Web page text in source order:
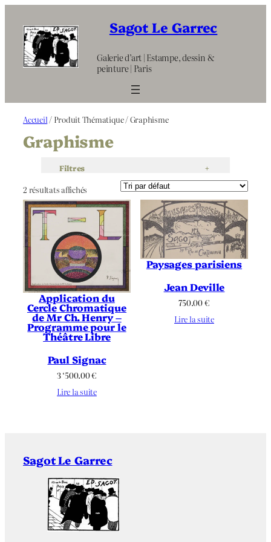
contenu
Sagot Le Garrec
Galerie d’art | Estampe, dessin &
peinture | Paris
Accueil / Produit Thématique / Graphisme
Graphisme
Filtres +
2 résultats affichés
Application du
Cercle Chromatique
de Mr Ch. Henry –
Programme pour le
Théâtre Libre
Paul Signac
3 ‘500.00€
Lire la suite
Paysages parisiens
Jean Deville
750.00€
Lire la suite
Sagot Le Garrec